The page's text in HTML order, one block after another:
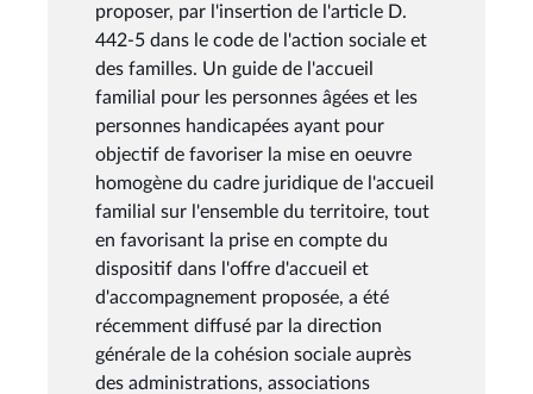
proposer, par l'insertion de l'article D.
442-5 dans le code de l'action sociale et
des familles. Un guide de l'accueil
familial pour les personnes âgées et les
personnes handicapées ayant pour
objectif de favoriser la mise en oeuvre
homogène du cadre juridique de l'accueil
familial sur l'ensemble du territoire, tout
en favorisant la prise en compte du
dispositif dans l'offre d'accueil et
d'accompagnement proposée, a été
récemment diffusé par la direction
générale de la cohésion sociale auprès
des administrations, associations